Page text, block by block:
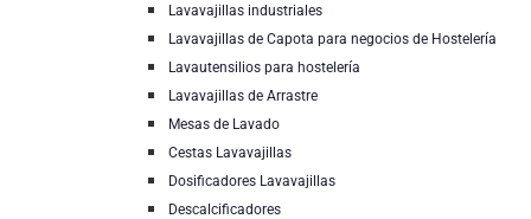
Lavavajillas industriales
Lavavajillas de Capota para negocios de Hostelería
Lavautensilios para hostelería
Lavavajillas de Arrastre
Mesas de Lavado
Cestas Lavavajillas
Dosificadores Lavavajillas
Descalcificadores